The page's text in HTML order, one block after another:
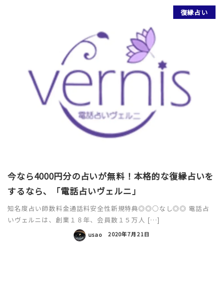
復縁占い
今なら4000円分の占いが無料！本格的な復縁占いを
するなら、「電話占いヴェルニ」
知名度占い師数料金通話料安全性新規特典◎◎○なし◎◎ 電話占
いヴェルニは、創業１８年、会員数１５万人 […]
usao 2020年7月21日